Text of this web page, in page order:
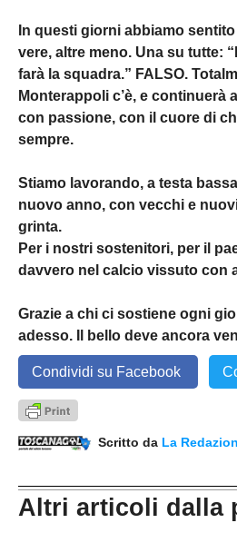
In questi giorni abbiamo
vere, altre meno. Una su tutte:
farà la squadra.” FALSO.
Monterappoli c’è, e continuerà
con passione, con il cuore di
sempre.
Stiamo lavorando, a testa
nuovo anno, con vecchi e
grinta.
Per i nostri sostenitori, per il
davvero nel calcio vissuto con
Grazie a chi ci sostiene ogni
adesso. Il bello deve ancora
Condividi su Facebook
Scritto da La
Altri articoli dalla